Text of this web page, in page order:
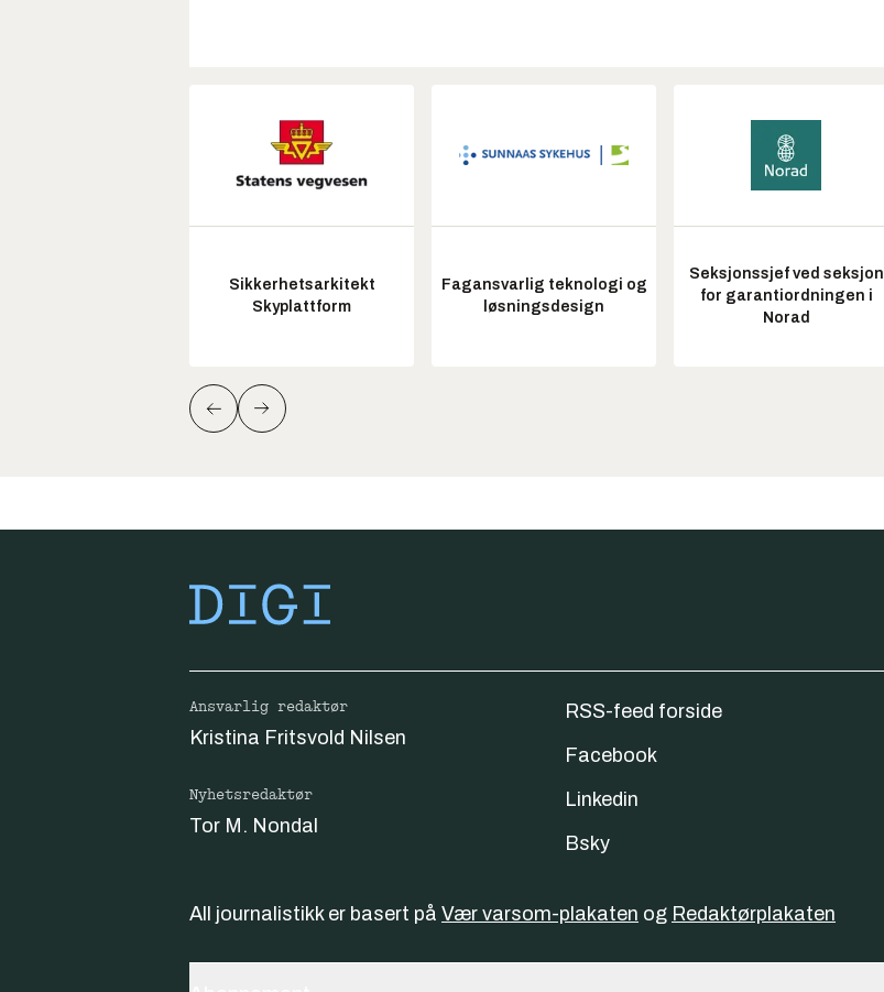
Sikkerhetsarkitekt
Skyplattform
Fagansvarlig teknologi og
løsningsdesign
Seksjonssjef ved seksjon
for garantiordningen i
Norad
Ansvarlig redaktør
Kristina Fritsvold Nilsen
Nyhetsredaktør
Tor M. Nondal
RSS-feed forside
Facebook
Linkedin
Bsky
All journalistikk er basert på Vær varsom-plakaten og Redaktørplakaten